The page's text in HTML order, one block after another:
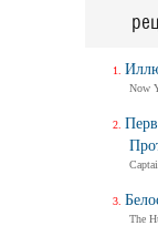
Now
The